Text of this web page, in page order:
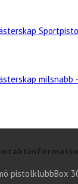
pistolklubbBox